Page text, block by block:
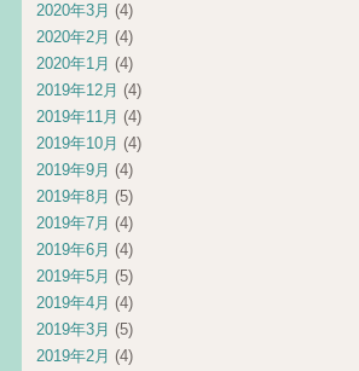
2020年3月 (4)
2020年2月 (4)
2020年1月 (4)
2019年12月 (4)
2019年11月 (4)
2019年10月 (4)
2019年9月 (4)
2019年8月 (5)
2019年7月 (4)
2019年6月 (4)
2019年5月 (5)
2019年4月 (4)
2019年3月 (5)
2019年2月 (4)